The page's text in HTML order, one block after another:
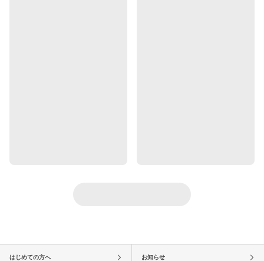
はじめての方へ お知らせ